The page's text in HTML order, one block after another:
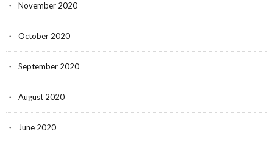
November 2020
October 2020
September 2020
August 2020
June 2020